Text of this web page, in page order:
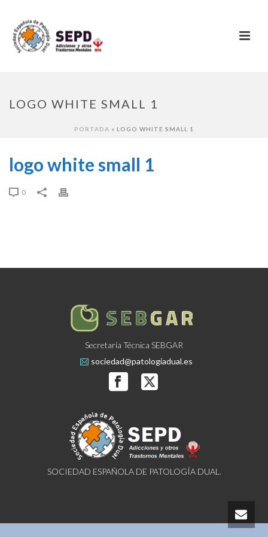
LOGO WHITE SMALL 1
PORTADA » LOGO WHITE SMALL 1
logo white small 1
0
Secretaría Técnica SEBGAR
sociedad@patologiadual.es
SOCIEDAD ESPAÑOLA DE PATOLOGÍA DUAL.